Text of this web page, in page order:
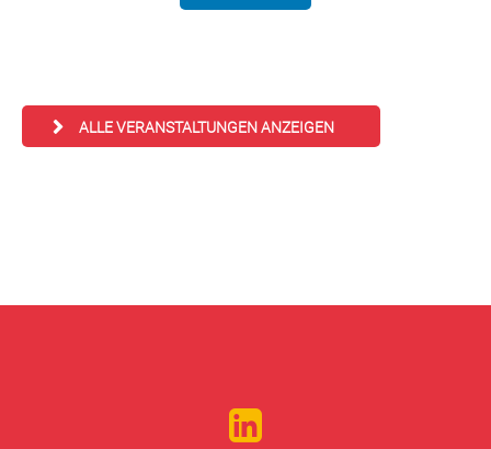
ALLE VERANSTALTUNGEN ANZEIGEN